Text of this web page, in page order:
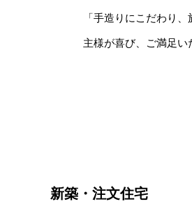
「手造りにこだわり
主様が喜び、ご満足い
新築・注文住宅